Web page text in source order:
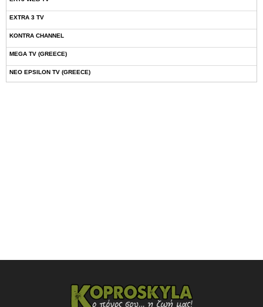
EXTRA 3 TV
KONTRA CHANNEL
MEGA TV (GREECE)
NEO EPSILON TV (GREECE)